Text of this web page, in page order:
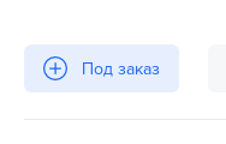
Под заказ